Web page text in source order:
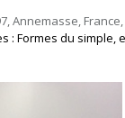
Annemasse,
: Formes du simple,